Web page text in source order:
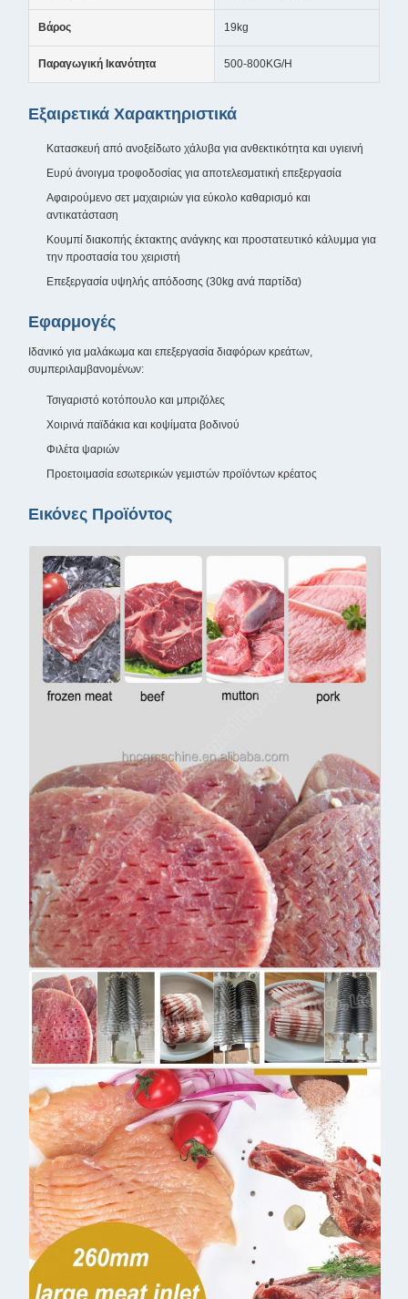
Βάρος 19kg
Παραγωγική Ικανότητα 500-800KG/H
Εξαιρετικά Χαρακτηριστικά
Κατασκευή από ανοξείδωτο χάλυβα για ανθεκτικότητα και υγιεινή
Ευρύ άνοιγμα τροφοδοσίας για αποτελεσματική επεξεργασία
Αφαιρούμενο σετ μαχαιριών για εύκολο καθαρισμό και
αντικατάσταση
Κουμπί διακοπής έκτακτης ανάγκης και προστατευτικό κάλυμμα για
την προστασία του χειριστή
Επεξεργασία υψηλής απόδοσης (30kg ανά παρτίδα)
Εφαρμογές
Ιδανικό για μαλάκωμα και επεξεργασία διαφόρων κρεάτων,
συμπεριλαμβανομένων:
Τσιγαριστό κοτόπουλο και μπριζόλες
Χοιρινά παϊδάκια και κοψίματα βοδινού
Φιλέτα ψαριών
Προετοιμασία εσωτερικών γεμιστών προϊόντων κρέατος
Εικόνες Προϊόντος